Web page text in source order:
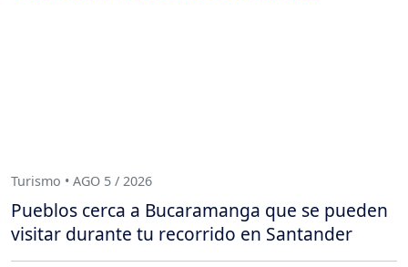
Turismo • AGO 5 / 2026
Pueblos cerca a Bucaramanga que se pueden
visitar durante tu recorrido en Santander